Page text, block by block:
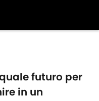
futuro per
in un